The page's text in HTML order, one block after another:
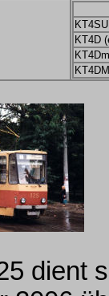
KT4SU
KT4D
dient